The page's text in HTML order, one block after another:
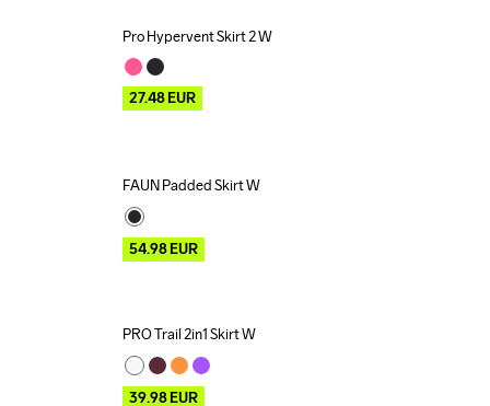
Outlet
Pro Hypervent Skirt 2 W
27.48EUR
Outlet
FAUN Padded Skirt W
54.98EUR
Outlet
PRO Trail 2in1 Skirt W
39.98EUR